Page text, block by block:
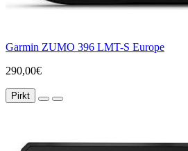
Garmin ZUMO 396 LMT-S Europe
290,00€
Pirkt